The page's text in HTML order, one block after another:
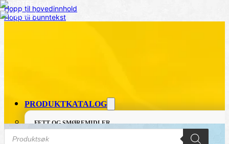
Hopp til hovedinnhold
Hopp til bunntekst
PRODUKTKATALOG
FETT OG SMØREMIDLER
GRUNNING OG LAKK
Products
search